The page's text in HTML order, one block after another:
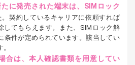
に発売された端末は、SIMロック
。契約しているキャリアに依頼すれば
してもらえます。また、SIMロック解
条件が定められています。該当してい
合は、本人確認書類を用意してい